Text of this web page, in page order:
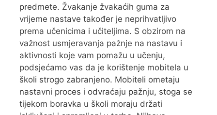
predmete. Žvakanje žvakaćih guma za
vrijeme nastave također je neprihvatljivo
prema učenicima i učiteljima. S obzirom na
važnost usmjeravanja pažnje na nastavu i
aktivnosti koje vam pomažu u učenju,
podsjećamo vas da je korištenje mobitela u
školi strogo zabranjeno. Mobiteli ometaju
nastavni proces i odvraćaju pažnju, stoga se
tijekom boravka u školi moraju držati